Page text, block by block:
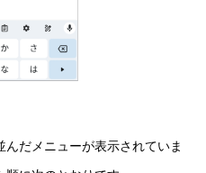
だメニューが表示されていま